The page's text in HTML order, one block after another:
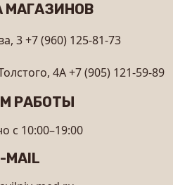
МАГАЗИНОВ
3+7 (960) 125-81-73
4А+7 (905) 121-59-89
РАБОТЫ
с 10:00–19:00
MAIL